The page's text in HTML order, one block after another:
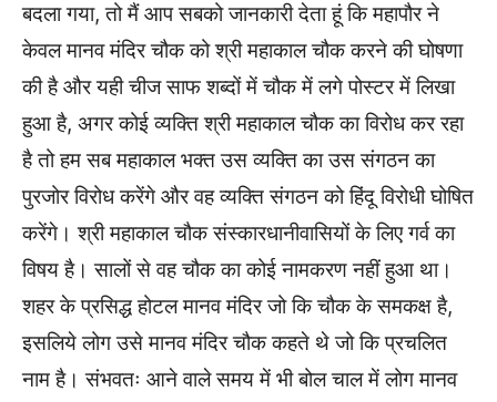
बदला गया, तो मैं आप सबको जानकारी देता हूं कि महापौर ने
केवल मानव मंदिर चौक को श्री महाकाल चौक करने की घोषणा
की है और यही चीज साफ शब्दों में चौक में लगे पोस्टर में लिखा
हुआ है, अगर कोई व्यक्ति श्री महाकाल चौक का विरोध कर रहा
है तो हम सब महाकाल भक्त उस व्यक्ति का उस संगठन का
पुरजोर विरोध करेंगे और वह व्यक्ति संगठन को हिंदू विरोधी घोषित
करेंगे। श्री महाकाल चौक संस्कारधानीवासियों के लिए गर्व का
विषय है। सालों से वह चौक का कोई नामकरण नहीं हुआ था।
शहर के प्रसिद्ध होटल मानव मंदिर जो कि चौक के समकक्ष है,
इसलिये लोग उसे मानव मंदिर चौक कहते थे जो कि प्रचलित
नाम है। संभवतः आने वाले समय में भी बोल चाल में लोग मानव